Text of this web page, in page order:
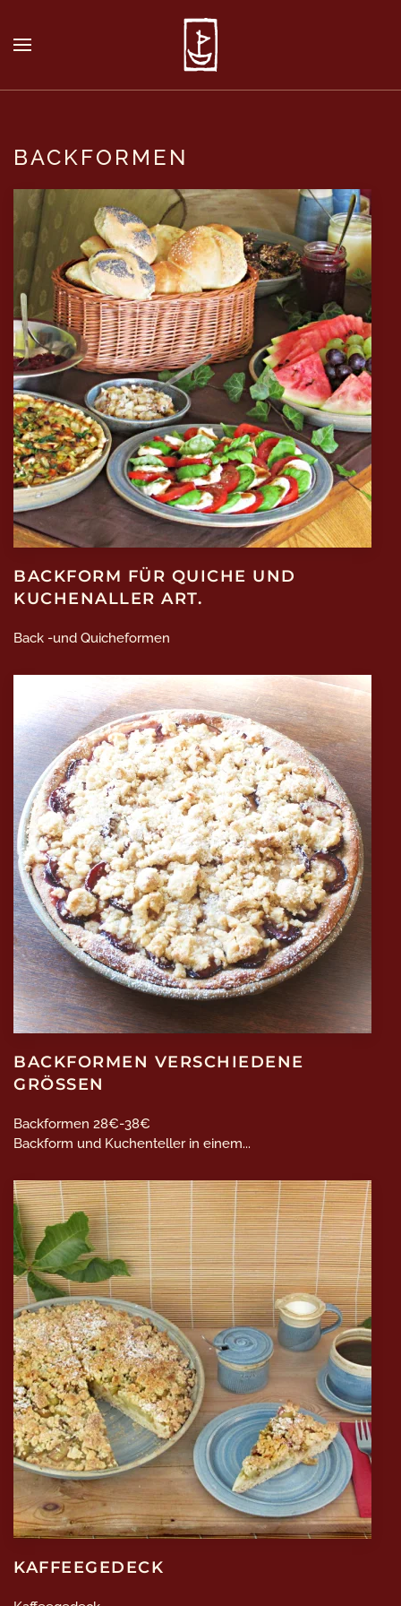
BACKFORMEN
BACKFORM FÜR QUICHE UND
KUCHENALLER ART.
Back -und Quicheformen
BACKFORMEN VERSCHIEDENE
GRÖSSEN
Backformen 28€-38€
Backform und Kuchenteller in einem...
KAFFEEGEDECK